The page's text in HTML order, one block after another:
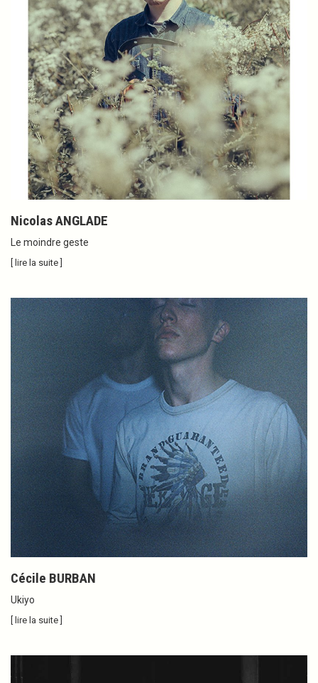
Nicolas ANGLADE
Le moindre geste
[ lire la suite ]
Cécile BURBAN
Ukiyo
[ lire la suite ]